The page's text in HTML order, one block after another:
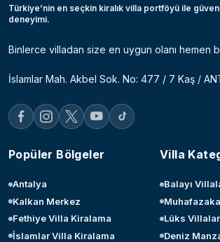
Türkiye’nin en seçkin kiralık villa portföyü ile
deneyimi.
Binlerce villadan size en uygun olanı hemen
İslamlar Mah. Akbel Sok. No: 477 / 7 Kaş /
Popüler Bölgeler
Antalya
Kalkan Merkez
Fethiye Villa Kiralama
İslamlar Villa Kiralama
Villa
Balayı
Lüks Villalar
Deniz